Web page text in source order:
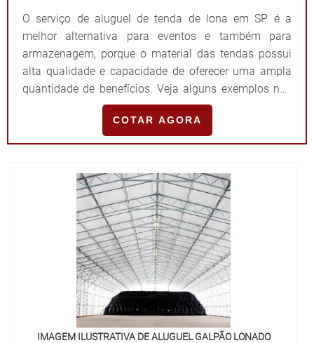
O serviço de aluguel de tenda de lona em SP é a
melhor alternativa para eventos e também para
armazenagem, porque o material das tendas possui
alta qualidade e capacidade de oferecer uma ampla
quantidade de benefícios. Veja alguns exemplos nos
tópicos abaixo: Cobertura em lona antichama e
antifúngica; Oferece enorme conforto; Diversidade de
tamanhos e formas das tendas para se adequar com
COTAR AGORA
IMAGEM ILUSTRATIVA DE ALUGUEL GALPÃO LONADO